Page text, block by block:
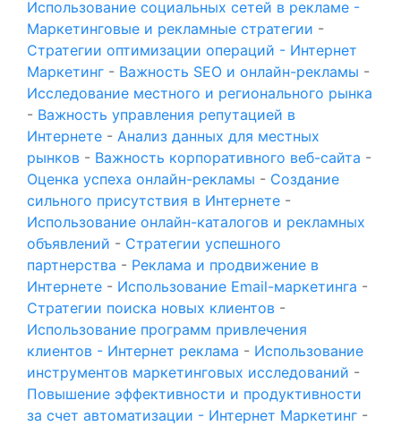
Использование социальных сетей в рекламе -
Маркетинговые и рекламные стратегии -
Стратегии оптимизации операций - Интернет
Маркетинг - Важность SEO и онлайн-рекламы -
Исследование местного и регионального рынка
- Важность управления репутацией в
Интернете - Анализ данных для местных
рынков - Важность корпоративного веб-сайта -
Оценка успеха онлайн-рекламы - Создание
сильного присутствия в Интернете -
Использование онлайн-каталогов и рекламных
объявлений - Стратегии успешного
партнерства - Реклама и продвижение в
Интернете - Использование Email-маркетинга -
Стратегии поиска новых клиентов -
Использование программ привлечения
клиентов - Интернет реклама - Использование
инструментов маркетинговых исследований -
Повышение эффективности и продуктивности
за счет автоматизации - Интернет Маркетинг -